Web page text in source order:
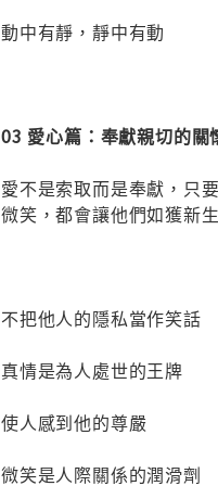
動中有靜，靜中有動
03 愛心篇：奉獻親切的關
愛不是索取而是奉獻，只
微笑，都會讓他們如獲新
不把他人的隱私當作笑話
真情是為人處世的王牌
使人感到他的尊嚴
微笑是人際關係的潤滑劑